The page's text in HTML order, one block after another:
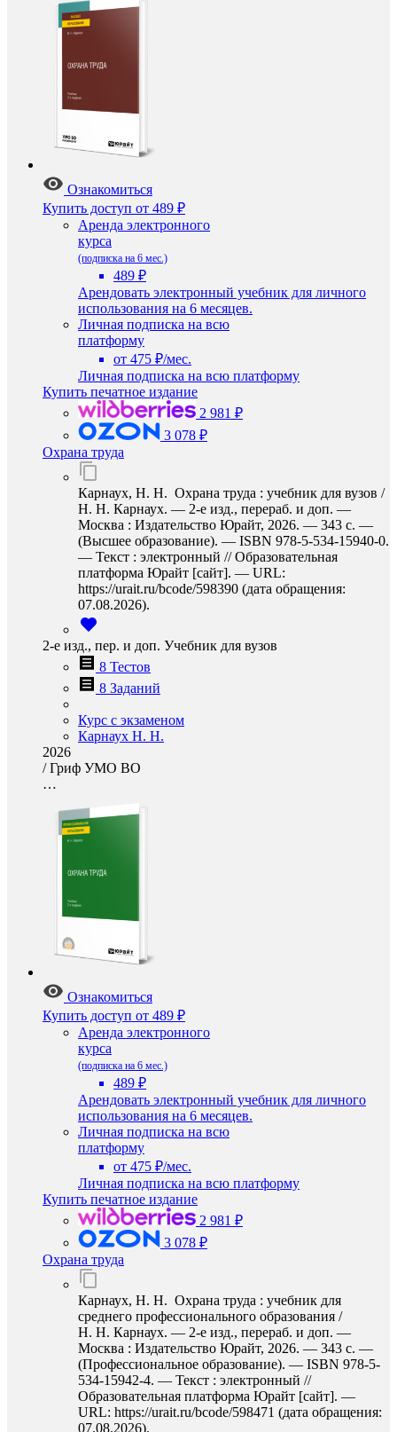
Ознакомиться
Купить доступ от 489 ₽
Аренда электронного
курса
(подписка на 6 мес.)
489 ₽
Арендовать электронный учебник для личного
использования на 6 месяцев.
Личная подписка на всю
платформу
от 475 ₽/мес.
Личная подписка на всю платформу
Купить печатное издание
2 981 ₽
3 078 ₽
Охрана труда
Карнаух, Н. Н. Охрана труда : учебник для вузов /
Н. Н. Карнаух. — 2-е изд., перераб. и доп. —
Москва : Издательство Юрайт, 2026. — 343 с. —
(Высшее образование). — ISBN 978-5-534-15940-0.
— Текст : электронный // Образовательная
платформа Юрайт [сайт]. — URL:
https://urait.ru/bcode/598390 (дата обращения:
07.08.2026).
2-е изд., пер. и доп. Учебник для вузов
8 Тестов
8 Заданий
Курс с экзаменом
Карнаух Н. Н.
2026
/Гриф УМО ВО
…
Ознакомиться
Купить доступ от 489 ₽
Аренда электронного
курса
(подписка на 6 мес.)
489 ₽
Арендовать электронный учебник для личного
использования на 6 месяцев.
Личная подписка на всю
платформу
от 475 ₽/мес.
Личная подписка на всю платформу
Купить печатное издание
2 981 ₽
3 078 ₽
Охрана труда
Карнаух, Н. Н. Охрана труда : учебник для
среднего профессионального образования /
Н. Н. Карнаух. — 2-е изд., перераб. и доп. —
Москва : Издательство Юрайт, 2026. — 343 с. —
(Профессиональное образование). — ISBN 978-5-
534-15942-4. — Текст : электронный //
Образовательная платформа Юрайт [сайт]. —
URL: https://urait.ru/bcode/598471 (дата обращения:
07.08.2026).